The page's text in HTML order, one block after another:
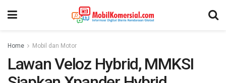
Home Mobil dan Motor
Lawan Veloz Hybrid, MMKSI